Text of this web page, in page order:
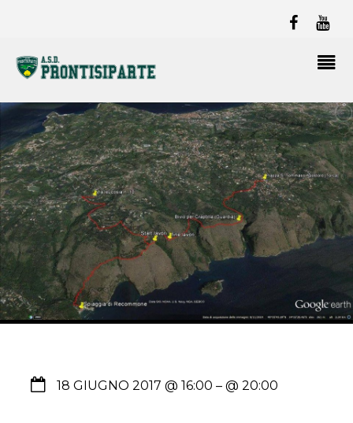
18 GIUGNO 2017 @ 16:00 – @ 20:00